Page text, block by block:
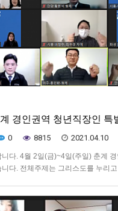
경인권역 청년직장인 특
0 8815 2021.04.10
다. 4월 2일(금)~4일(주일) 춘계
다. 전체주제는 그리스도를 누리
을 실행함 메시지 4: 통계의 중요성